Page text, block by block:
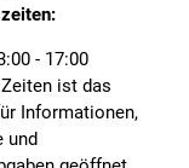
- 17:00
ist das
Informationen,
und